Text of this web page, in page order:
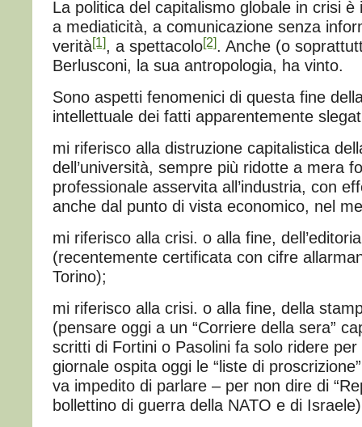
La politica del capitalismo globale in crisi
a mediaticità, a comunicazione senza
verità[1], a spettacolo[2]. Anche (o
Berlusconi, la sua antropologia, ha vinto.
Sono aspetti fenomenici di questa fine
intellettuale dei fatti apparentemente
mi riferisco alla distruzione capitalistica
dell’università, sempre più ridotte a mera
professionale asservita all’industria, con
anche dal punto di vista economico, nel
mi riferisco alla crisi. o alla fine,
(recentemente certificata con cifre
Torino);
mi riferisco alla crisi. o alla fine, della
(pensare oggi a un “Corriere della sera”
scritti di Fortini o Pasolini fa solo ridere
giornale ospita oggi le “liste di
va impedito di parlare – per non dire di
bollettino di guerra della NATO e di